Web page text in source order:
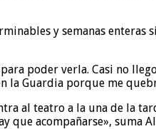
y semanas
poder verla. Casi no
Guardia porque me
al teatro a la una de la
que acompañarse», suma